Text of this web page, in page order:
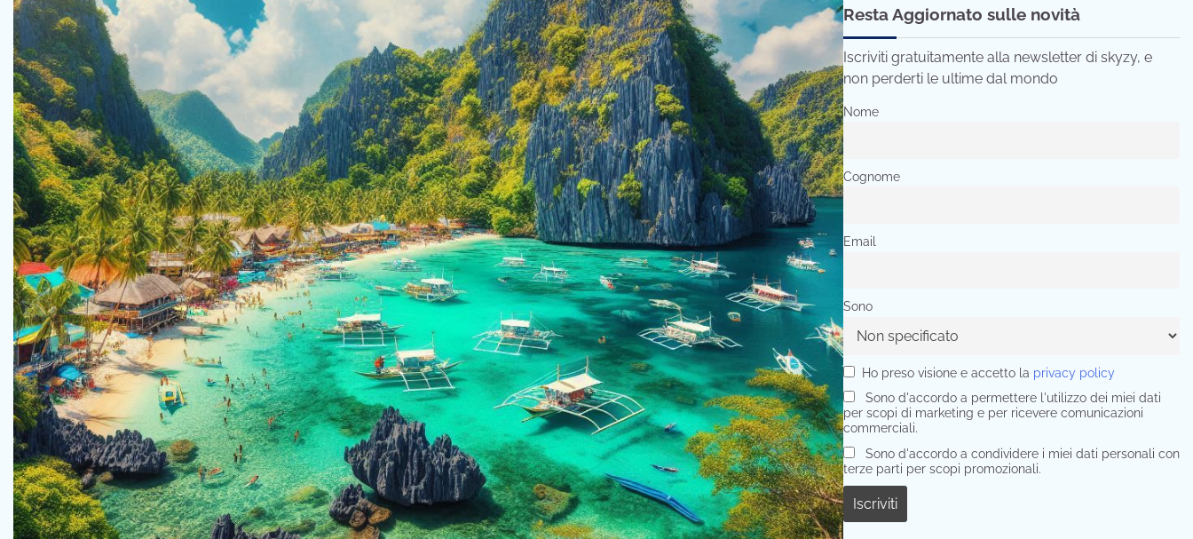
Resta Aggiornato sulle novità
Iscriviti gratuitamente alla newsletter di skyzy, e
non perderti le ultime dal mondo
Nome
Cognome
Email
Sono
Ho preso visione e accetto la privacy policy
Sono d'accordo a permettere l'utilizzo dei miei dati
per scopi di marketing e per ricevere comunicazioni
commerciali.
Sono d'accordo a condividere i miei dati personali con
terze parti per scopi promozionali.